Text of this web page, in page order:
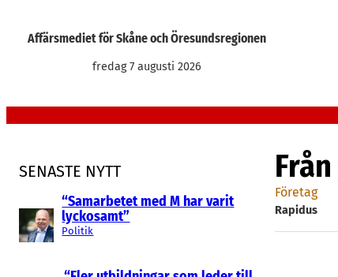
Affärsmediet för Skåne och Öresundsregionen
fredag 7 augusti 2026
SENASTE NYTT
“Samarbetet med M har varit
lyckosamt”
Politik
Från
Företag
Rapidus